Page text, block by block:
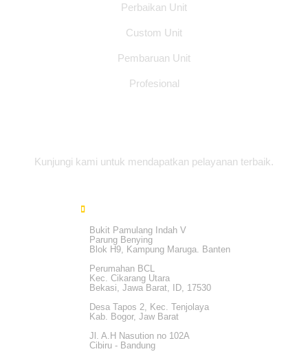
Perbaikan Unit
Custom Unit
Pembaruan Unit
Profesional
Kunjungi kami untuk mendapatkan pelayanan terbaik.
Bukit Pamulang Indah V
Parung Benying
Blok H9, Kampung Maruga. Banten
Perumahan BCL
Kec. Cikarang Utara
Bekasi, Jawa Barat, ID, 17530
Desa Tapos 2, Kec. Tenjolaya
Kab. Bogor, Jaw Barat
Jl. A.H Nasution no 102A
Cibiru - Bandung